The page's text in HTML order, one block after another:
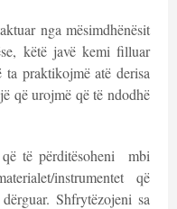
nga mësimdhënësit
këtë javë kemi filluar
praktikojmë atë derisa
që urojmë që të ndodhë
të përditësoheni mbi
instrumentet që
Shfrytëzojeni sa